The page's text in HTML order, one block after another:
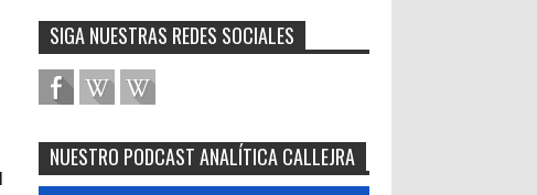
SIGA NUESTRAS REDES SOCIALES
NUESTRO PODCAST ANALÍTICA CALLEJRA